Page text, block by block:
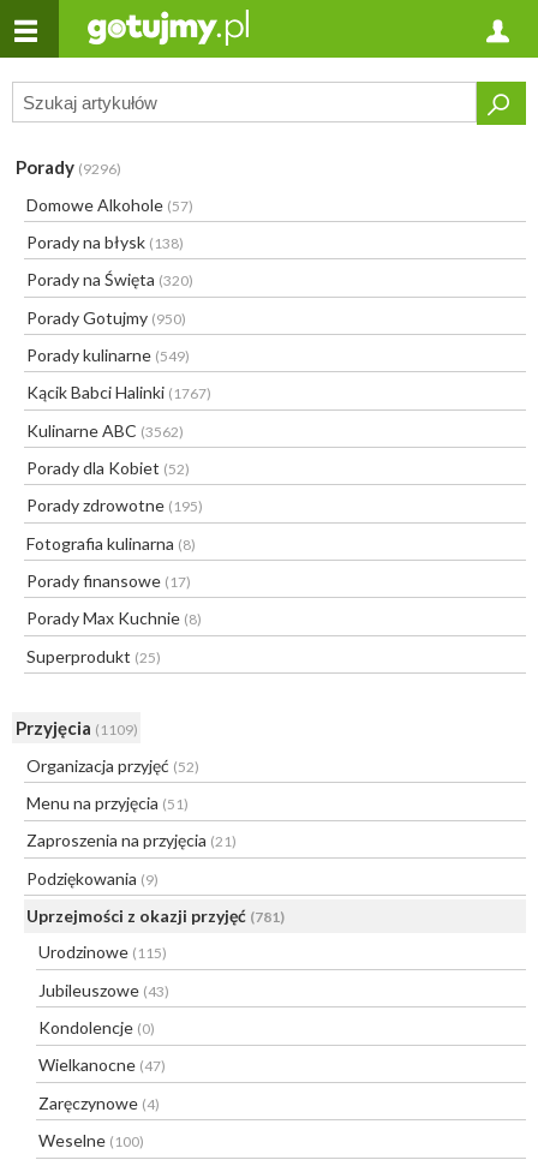
Porady (9296)
Domowe Alkohole (57)
Porady na błysk (138)
Porady na Święta (320)
Porady Gotujmy (950)
Porady kulinarne (549)
Kącik Babci Halinki (1767)
Kulinarne ABC (3562)
Porady dla Kobiet (52)
Porady zdrowotne (195)
Fotografia kulinarna (8)
Porady finansowe (17)
Porady Max Kuchnie (8)
Superprodukt (25)
Przyjęcia (1109)
Organizacja przyjęć (52)
Menu na przyjęcia (51)
Zaproszenia na przyjęcia (21)
Podziękowania (9)
Uprzejmości z okazji przyjęć (781)
Urodzinowe (115)
Jubileuszowe (43)
Kondolencje (0)
Wielkanocne (47)
Zaręczynowe (4)
Weselne (100)